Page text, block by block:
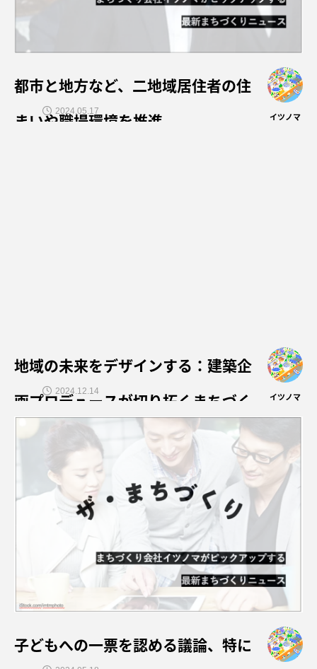
都市と地方など、二地域居住者の住
まいや職場環境を推進
イツノマ
2024.05.17
地域の未来をデザインする：建築企
画プロデュースが切り拓くまちづく
りの新たな可能性
イツノマ
2024.12.14
子どもへの一票を認める議論、特に